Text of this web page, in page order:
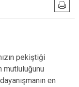
pekiştiği
mutluluğunu
en